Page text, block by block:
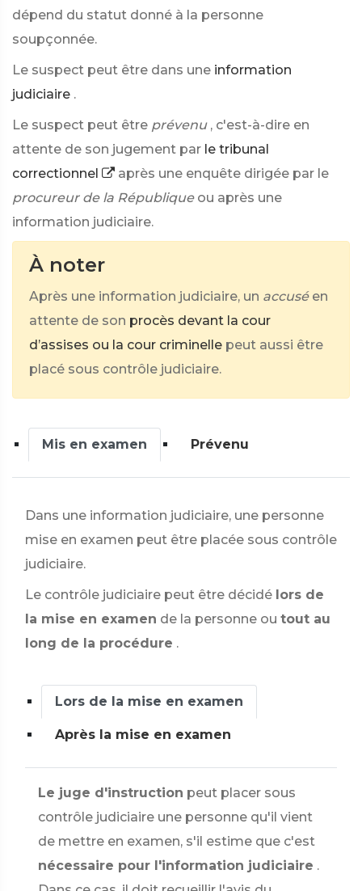
dépend du statut donné à la personne
soupçonnée.
Le suspect peut être dans une information
judiciaire .
Le suspect peut être prévenu , c'est-à-dire en
attente de son jugement par le tribunal
correctionnel
après une enquête dirigée par le
procureur de la République ou après une
information judiciaire.
À noter
Après une information judiciaire, un accusé en
attente de son procès devant la cour
d’assises ou la cour criminelle peut aussi être
placé sous contrôle judiciaire.
Mis en examen Prévenu
Dans une information judiciaire, une personne
mise en examen peut être placée sous contrôle
judiciaire.
Le contrôle judiciaire peut être décidé lors de
la mise en examen de la personne ou tout au
long de la procédure .
Lors de la mise en examen
Après la mise en examen
Le juge d'instruction peut placer sous
contrôle judiciaire une personne qu'il vient
de mettre en examen, s'il estime que c'est
nécessaire pour l'information judiciaire .